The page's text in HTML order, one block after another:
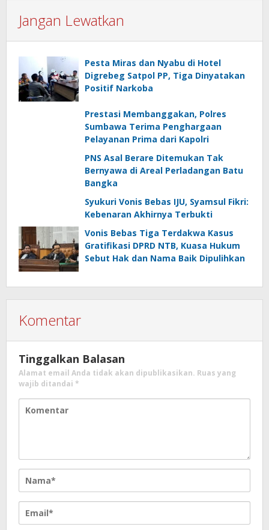
Jangan Lewatkan
Pesta Miras dan Nyabu di Hotel
Digrebeg Satpol PP, Tiga Dinyatakan
Positif Narkoba
Prestasi Membanggakan, Polres
Sumbawa Terima Penghargaan
Pelayanan Prima dari Kapolri
PNS Asal Berare Ditemukan Tak
Bernyawa di Areal Perladangan Batu
Bangka
Syukuri Vonis Bebas IJU, Syamsul Fikri:
Kebenaran Akhirnya Terbukti
Vonis Bebas Tiga Terdakwa Kasus
Gratifikasi DPRD NTB, Kuasa Hukum
Sebut Hak dan Nama Baik Dipulihkan
Komentar
Tinggalkan Balasan
Alamat email Anda tidak akan dipublikasikan. Ruas yang
wajib ditandai *